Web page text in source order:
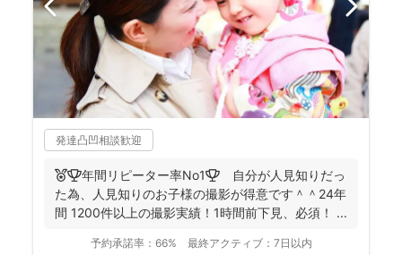
発達凸凹相談歓迎
🏅🏆️年間リピーター率No1🏆 自分が人見知りだっ
た為、人見知りのお子様の撮影が得意です＾＾24年
間 1200件以上の撮影実績！1時間前下見、必須！ ...
予約承諾率： 66% 最終アクティブ： 7日以内